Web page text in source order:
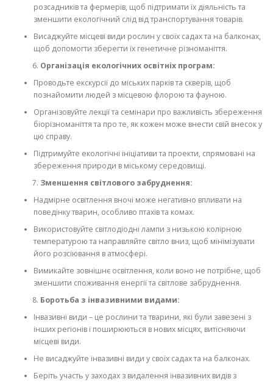
розсадників та фермерів, щоб підтримати їх діяльність та
зменшити екологічний слід від транспортування товарів.
Висаджуйте місцеві види рослин у своїх садах та на балконах,
щоб допомогти зберегти їх генетичне різноманіття.
Організація екологічних освітніх програм:
Проводьте екскурсії до міських парків та скверів, щоб
познайомити людей з місцевою флорою та фауною.
Організовуйте лекції та семінари про важливість збереження
біорізноманіття та про те, як кожен може внести свій внесок у
цю справу.
Підтримуйте екологічні ініціативи та проекти, спрямовані на
збереження природи в міському середовищі.
Зменшення світлового забруднення:
Надмірне освітлення вночі може негативно впливати на
поведінку тварин, особливо птахів та комах.
Використовуйте світлодіодні лампи з низькою колірною
температурою та направляйте світло вниз, щоб мінімізувати
його розсіювання в атмосфері.
Вимикайте зовнішнє освітлення, коли воно не потрібне, щоб
зменшити споживання енергії та світлове забруднення.
Боротьба з інвазивними видами:
Інвазивні види – це рослини та тварини, які були завезені з
інших регіонів і поширюються в нових місцях, витісняючи
місцеві види.
Не висаджуйте інвазивні види у своїх садах та на балконах.
Беріть участь у заходах з видалення інвазивних видів з